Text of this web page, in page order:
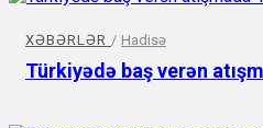
XƏBƏRLƏR / Hadisə
Türkiyədə baş verən